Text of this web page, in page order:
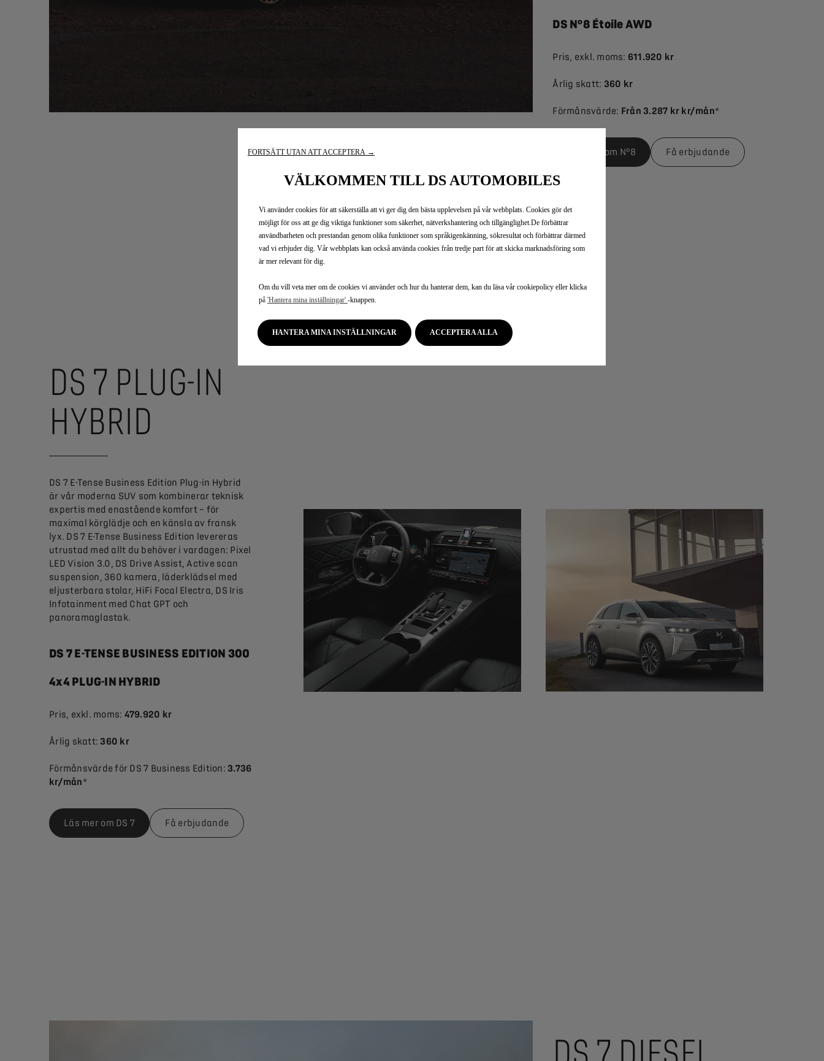
DS N°8 Étoile AWD
Pris, exkl. moms: 611.920 kr
Årlig skatt: 360 kr
Förmånsvärde: Från 3.287 kr kr/mån*
Läs mer om N°8 Få erbjudande
DS 7 PLUG-IN
HYBRID
DS 7 E-Tense Business Edition Plug-in Hybrid
är vår moderna SUV som kombinerar teknisk
expertis med enastående komfort – för
maximal körglädje och en känsla av fransk
lyx. DS 7 E-Tense Business Edition levereras
utrustad med allt du behöver i vardagen: Pixel
LED Vision 3.0, DS Drive Assist, Active scan
suspension, 360 kamera, läderklädsel med
eljusterbara stolar, HiFi Focal Electra, DS Iris
Infotainment med Chat GPT och
panoramaglastak.
DS 7 E-TENSE BUSINESS EDITION 300
4x4 PLUG-IN HYBRID
Pris, exkl. moms: 479.920 kr
Årlig skatt: 360 kr
Förmånsvärde för DS 7 Business Edition: 3.736
kr/mån*
Läs mer om DS 7 Få erbjudande
FORTSÄTT UTAN ATT ACCEPTERA →
VÄLKOMMEN TILL DS AUTOMOBILES
Vi använder cookies för att säkerställa att vi ger dig den bästa upplevelsen på vår webbplats. Cookies gör det
möjligt för oss att ge dig viktiga funktioner som säkerhet, nätverkshantering och tillgänglighet.De förbättrar
användbarheten och prestandan genom olika funktioner som språkigenkänning, sökresultat och förbättrar därmed
vad vi erbjuder dig. Vår webbplats kan också använda cookies från tredje part för att skicka marknadsföring som
är mer relevant för dig.
Om du vill veta mer om de cookies vi använder och hur du hanterar dem, kan du läsa vår cookiepolicy eller klicka
på 'Hantera mina inställningar' -knappen.
HANTERA MINA INSTÄLLNINGAR ACCEPTERA ALLA